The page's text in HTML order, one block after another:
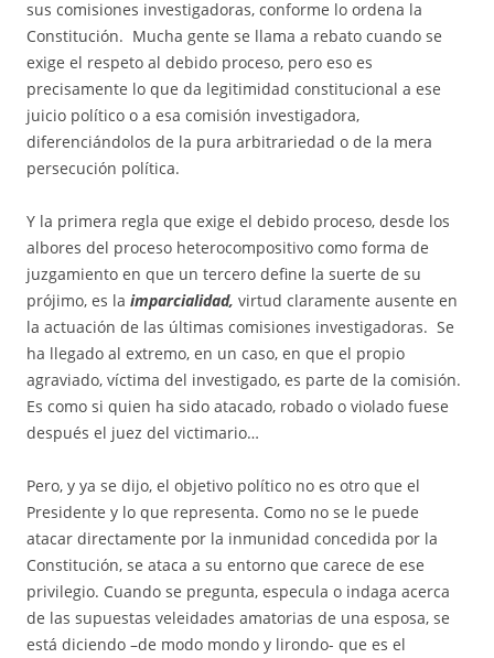
sus comisiones investigadoras, conforme lo ordena la
Constitución. Mucha gente se llama a rebato cuando se
exige el respeto al debido proceso, pero eso es
precisamente lo que da legitimidad constitucional a ese
juicio político o a esa comisión investigadora,
diferenciándolos de la pura arbitrariedad o de la mera
persecución política.
Y la primera regla que exige el debido proceso, desde los
albores del proceso heterocompositivo como forma de
juzgamiento en que un tercero define la suerte de su
prójimo, es la imparcialidad, virtud claramente ausente en
la actuación de las últimas comisiones investigadoras. Se
ha llegado al extremo, en un caso, en que el propio
agraviado, víctima del investigado, es parte de la comisión.
Es como si quien ha sido atacado, robado o violado fuese
después el juez del victimario…
Pero, y ya se dijo, el objetivo político no es otro que el
Presidente y lo que representa. Como no se le puede
atacar directamente por la inmunidad concedida por la
Constitución, se ataca a su entorno que carece de ese
privilegio. Cuando se pregunta, especula o indaga acerca
de las supuestas veleidades amatorias de una esposa, se
está diciendo –de modo mondo y lirondo- que es el